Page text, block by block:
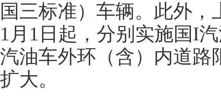
国三标准）车辆。此外，
1月1日起，分别实施国I
汽油车外环（含）内道路
扩大。